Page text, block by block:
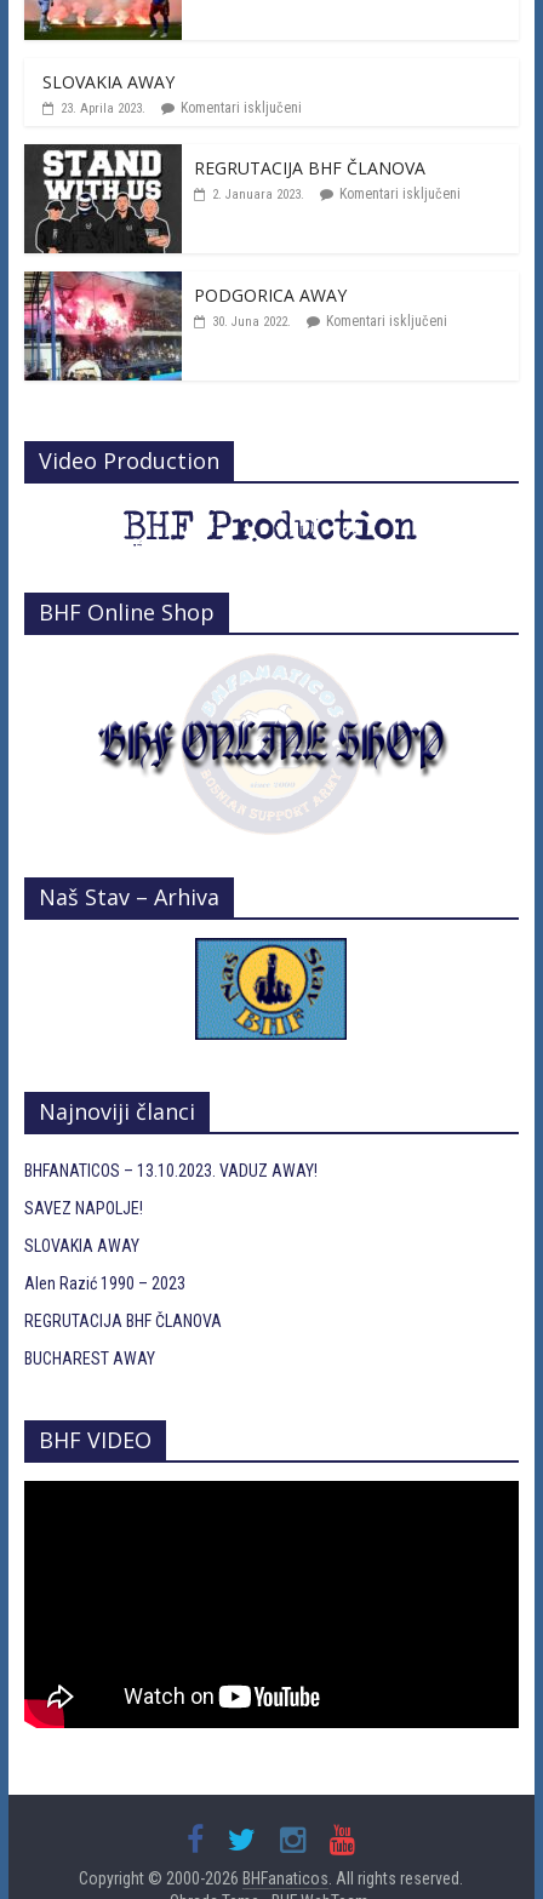
SLOVAKIA AWAY
23. Aprila 2023. Komentari isključeni
REGRUTACIJA BHF ČLANOVA
2. Januara 2023. Komentari isključeni
PODGORICA AWAY
30. Juna 2022. Komentari isključeni
Video Production
BHF Online Shop
Naš Stav – Arhiva
Najnoviji članci
BHFANATICOS – 13.10.2023. VADUZ AWAY!
SAVEZ NAPOLJE!
SLOVAKIA AWAY
Alen Razić 1990 – 2023
REGRUTACIJA BHF ČLANOVA
BUCHAREST AWAY
BHF VIDEO
Copyright © 2000-2026 BHFanaticos . All rights reserved.